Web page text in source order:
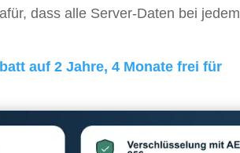
dass alle Server-Daten bei jedem
auf 2 Jahre, 4 Monate frei für